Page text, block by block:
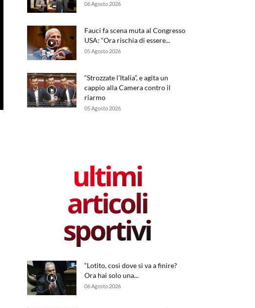
06 Agosto 2026
Fauci fa scena muta al Congresso
USA: “Ora rischia di essere...
05 Agosto 2026
“Strozzate l’Italia”, e agita un
cappio alla Camera contro il
riarmo
05 Agosto 2026
ultimi
articoli
sportivi
“Lotito, così dove si va a finire?
Ora hai solo una...
06 Agosto 2026